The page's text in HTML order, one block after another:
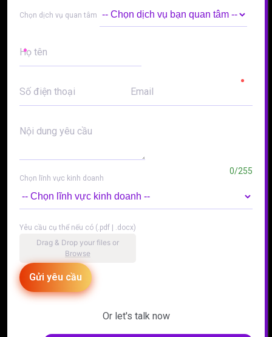
Chọn dịch vụ quan tâm
Họ tên
Số điện thoại Email
Nội dung yêu cầu
0/255
Chọn lĩnh vực kinh doanh
Yêu cầu cụ thể nếu có (.pdf | .docx)
Drag & Drop your files or
Browse
Gửi yêu cầu
Alternative:
Alternative:
Or let's talk now